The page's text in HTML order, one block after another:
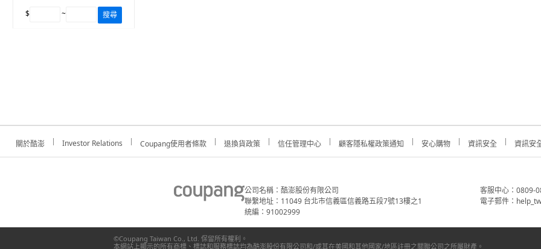
$ ~ 搜尋
關於酷澎 Investor Relations Coupang使用者條款 退換貨政策 信任管理中心 顧客隱私權政策通知 安心購物 資訊安全 資訊安
公司名稱：酷澎股份有限公司
聯繫地址：11049 台北市信義區信義路五段7號13樓之1
統編：91002999
客服中心：0809-
電子郵件：
©Coupang Taiwan Co., Ltd. 保留所有權利。
本網站上顯示的所有商標、標誌和服務標誌均為酷澎股份有限公司和/或其在美國和其他國家/地區註冊之關聯公司之所屬財產。